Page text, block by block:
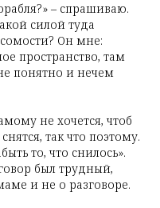
– спрашиваю.
силой туда
Он мне:
пространство, там
понятно и нечем
не хочется, чтоб
так что поэтому.
то, что снилось».
был трудный,
и не о разговоре.